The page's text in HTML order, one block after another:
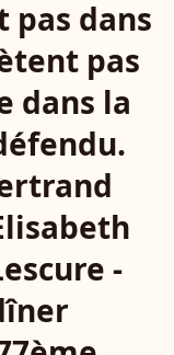
pas dans
pas
dans la
-